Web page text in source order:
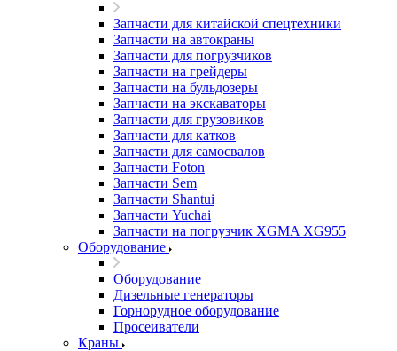
Запчасти для китайской спецтехники
Запчасти на автокраны
Запчасти для погрузчиков
Запчасти на грейдеры
Запчасти на бульдозеры
Запчасти на экскаваторы
Запчасти для грузовиков
Запчасти для катков
Запчасти для самосвалов
Запчасти Foton
Запчасти Sem
Запчасти Shantui
Запчасти Yuchai
Запчасти на погрузчик XGMA XG955
Оборудование
Оборудование
Дизельные генераторы
Горнорудное оборудование
Просеиватели
Краны